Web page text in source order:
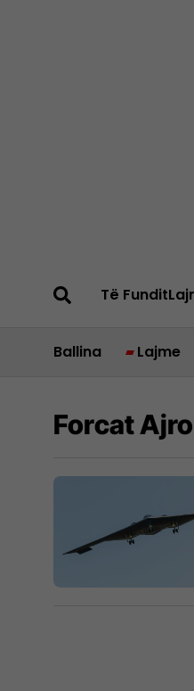
Të Fundit
Ballina Lajme
Forcat